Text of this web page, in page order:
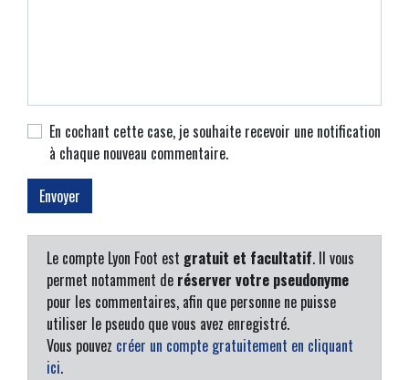
En cochant cette case, je souhaite recevoir une notification
à chaque nouveau commentaire.
Le compte Lyon Foot est gratuit et facultatif. Il vous
permet notamment de réserver votre pseudonyme
pour les commentaires, afin que personne ne puisse
utiliser le pseudo que vous avez enregistré.
Vous pouvez créer un compte gratuitement en cliquant
ici.